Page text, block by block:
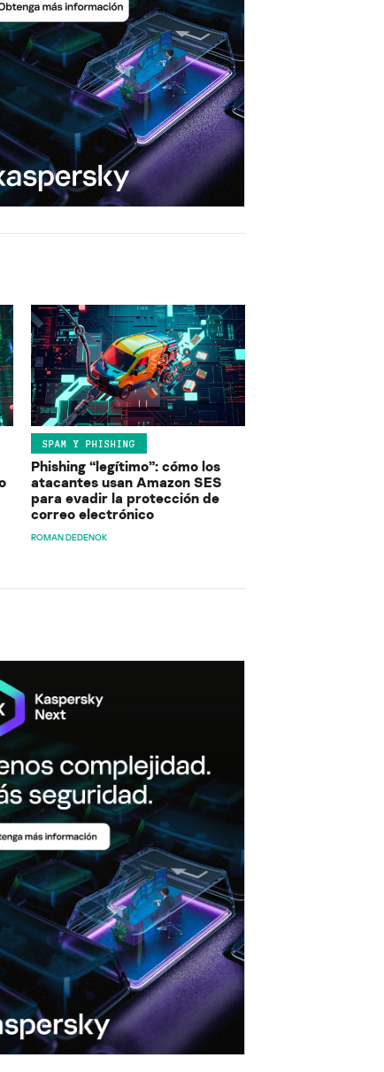
SPAM Y PHISHING
Phishing “legítimo”: cómo los
atacantes usan Amazon SES
para evadir la protección de
correo electrónico
ROMAN DEDENOK